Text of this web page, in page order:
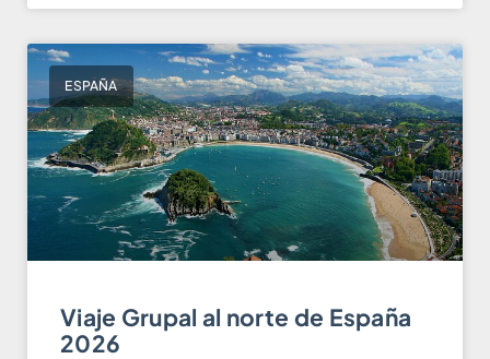
ESPAÑA
Viaje Grupal al norte de España
2026